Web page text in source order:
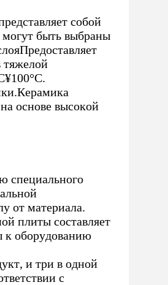
собой
быть выбраны
тяжелой
¥100°C.
основе высокой
специального
от материала.
плиты составляет
к оборудованию
и три в одной
с